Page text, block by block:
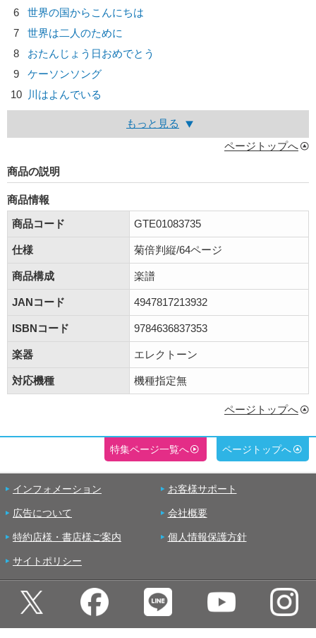
6
世界の国からこんにちは
7
世界は二人のために
8
おたんじょう日おめでとう
9
ケーソンソング
10
川はよんでいる
もっと見る
ページトップへ
商品の説明
商品情報
商品コード
GTE01083735
仕様 菊倍判縦/64ページ
商品構成 楽譜
JANコード 4947817213932
ISBNコード 9784636837353
楽器 エレクトーン
対応機種 機種指定無
ページトップへ
特集ページ一覧へ ページトップへ
インフォメーション お客様サポート
広告について 会社概要
特約店様・書店様ご案内 個人情報保護方針
サイトポリシー